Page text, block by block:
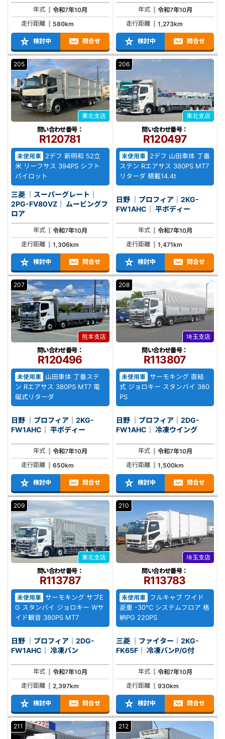
年式
令和7年10月
走行距離
580km
検討中 問合せ
年式
令和7年10月
走行距離
1,273km
検討中 問合せ
205
東北支店
問い合わせ番号：
R120781
未使用車
2デフ 新明和 52立
米 リーフサス 394PS シフト
パイロット
三菱 ｜スーパーグレート｜
2PG-FV80VZ｜ ムービングフ
ロア
年式
令和7年10月
走行距離
1,306km
検討中 問合せ
206
東北支店
問い合わせ番号：
R120497
未使用車 2デフ 山田車体 丁番
ステン Rエアサス 380PS MT7
リターダ 積載14.4t
日野 ｜プロフィア｜2KG-
FW1AHC｜ 平ボディー
年式
令和7年10月
走行距離
1,471km
検討中 問合せ
207
熊本支店
問い合わせ番号：
R120496
未使用車
山田車体 丁番ステ
ン Rエアサス 380PS MT7 電
磁式リターダ
日野 ｜プロフィア｜2KG-
FW1AHC｜ 平ボディー
年式
令和7年10月
走行距離
650km
検討中 問合せ
208
埼玉支店
問い合わせ番号：
R113807
未使用車 サーモキング 直結
式 ジョロキー スタンバイ 380
PS
日野 ｜プロフィア｜2DG-
FW1AHC｜ 冷凍ウイング
年式
令和7年10月
走行距離
1,500km
検討中 問合せ
209
東北支店
問い合わせ番号：
R113787
未使用車
サーモキング サブE
G スタンバイ ジョロキー Wサ
イド観音 380PS MT7
日野 ｜プロフィア｜2DG-
FW1AHC｜ 冷凍バン
年式
令和7年10月
走行距離
2,397km
検討中 問合せ
210
埼玉支店
問い合わせ番号：
R113783
未使用車 フルキャブ ワイド
菱重 -30℃ システムフロア 格
納PG 220PS
三菱 ｜ファイター｜2KG-
FK65F｜ 冷凍バンP/G付
年式
令和7年10月
走行距離
930km
検討中 問合せ
211 212